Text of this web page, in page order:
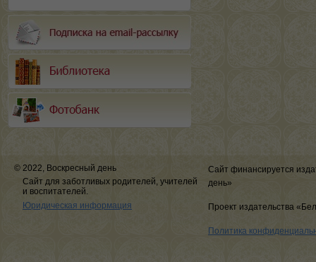
© 2022, Воскресный день
Сайт для заботливых родителей, учителей
и воспитателей.
Юридическая информация
Сайт финансируется
день»
Проект издательства
Политика